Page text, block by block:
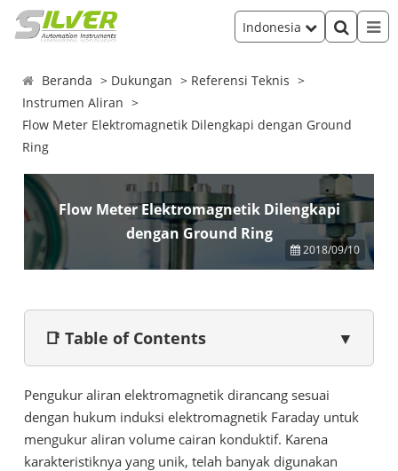
Indonesia
Beranda Dukungan
Referensi Teknis
Instrumen Aliran
Flow Meter Elektromagnetik Dilengkapi dengan Ground
Ring
Flow Meter Elektromagnetik Dilengkapi
dengan Ground Ring
2018/09/10
📑 Table of Contents ▼
Pengukur aliran elektromagnetik dirancang sesuai
dengan hukum induksi elektromagnetik Faraday untuk
mengukur aliran volume cairan konduktif. Karena
karakteristiknya yang unik, telah banyak digunakan